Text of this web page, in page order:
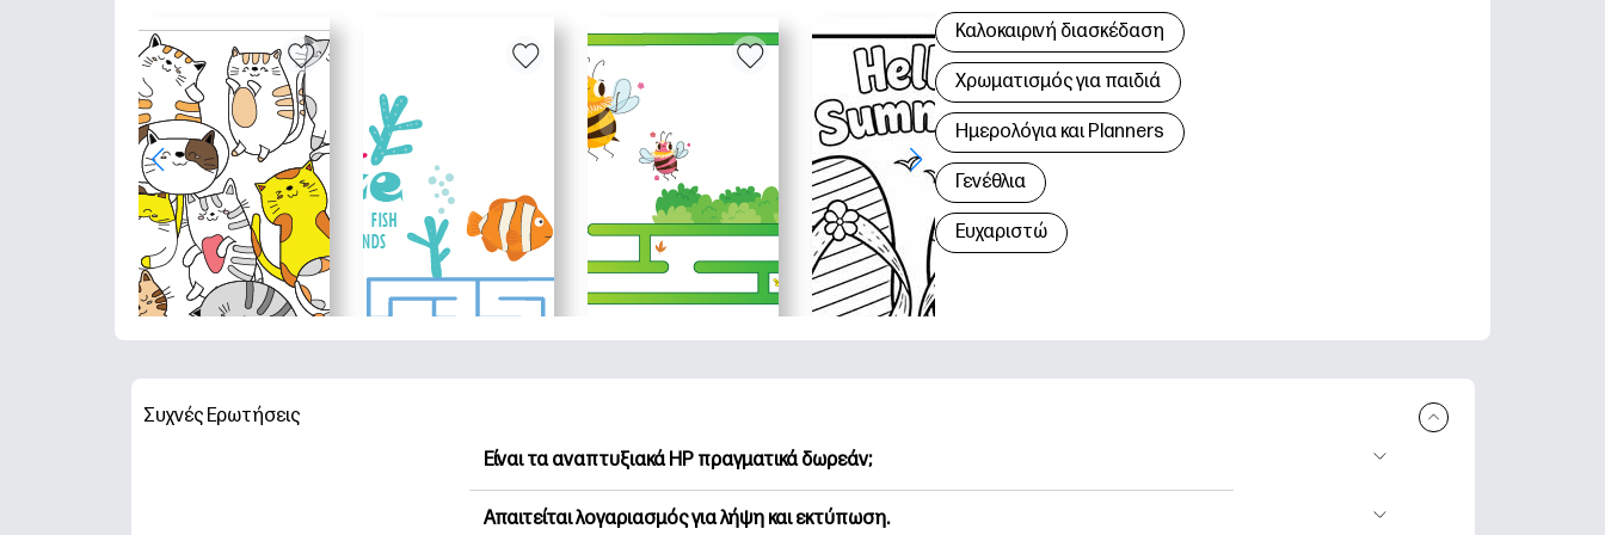
Καλοκαιρινή διασκέδαση
Χρωματισμός για παιδιά
Hμερολόγια και Planners
Γενέθλια
Ευχαριστώ
Συχνές Ερωτήσεις
Είναι τα αναπτυξιακά HP πραγματικά δωρεάν;
Η HP Printables προσφέρει 2,500+ δωρεάν εκτυπώσιμα για λήψη και εκτύπωση.
Απαιτείται λογαριασμός για λήψη και εκτύπωση.